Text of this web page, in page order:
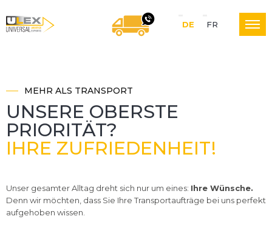
L
E
X
a
h
e
N
DE FR
MEHR ALS TRANSPORT
UNSERE OBERSTE
PRIORITÄT?
IHRE ZUFRIEDENHEIT!
Unser gesamter Alltag dreht sich nur um eines: Ihre Wünsche.
Denn wir möchten, dass Sie Ihre Transportaufträge bei uns perfekt
aufgehoben wissen.